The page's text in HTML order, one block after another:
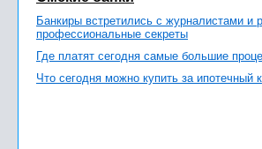
Банкиры встретились с журналистами и
профессиональные секреты
Где платят сегодня самые большие
Что сегодня можно купить за ипотечный